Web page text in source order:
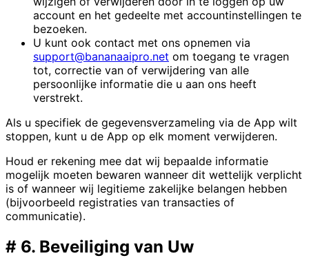
account en het gedeelte met accountinstellingen te
bezoeken.
U kunt ook contact met ons opnemen via
support@bananaaipro.net om toegang te vragen
tot, correctie van of verwijdering van alle
persoonlijke informatie die u aan ons heeft
verstrekt.
Als u specifiek de gegevensverzameling via de App wilt
stoppen, kunt u de App op elk moment verwijderen.
Houd er rekening mee dat wij bepaalde informatie
mogelijk moeten bewaren wanneer dit wettelijk verplicht
is of wanneer wij legitieme zakelijke belangen hebben
(bijvoorbeeld registraties van transacties of
communicatie).
# 6. Beveiliging van Uw